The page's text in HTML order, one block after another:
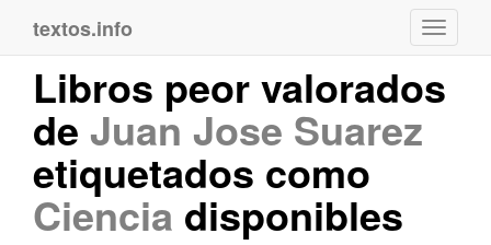
textos.info
Libros peor valorados
de Juan Jose Suarez
etiquetados como
Ciencia disponibles